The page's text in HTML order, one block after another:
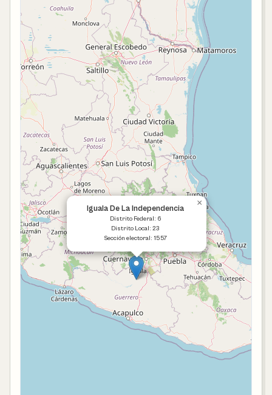
Iguala De La Independencia
Distrito Federal: 6
Distrito Local: 23
Sección electoral: 1557
×